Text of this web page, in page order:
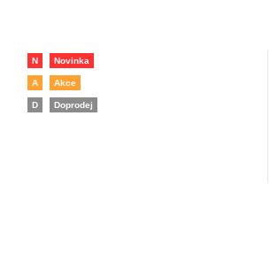
N Novinka
A Akce
D Doprodej